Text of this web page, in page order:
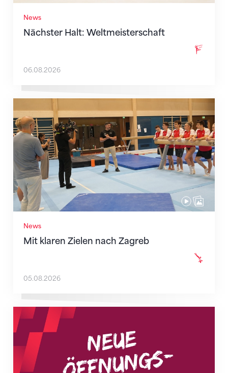
News
Nächster Halt: Weltmeisterschaft
06.08.2026
News
Mit klaren Zielen nach Zagreb
Mit klaren Zielen nach Zagreb
05.08.2026
Neue Empfangszeiten ab 1. August 2026